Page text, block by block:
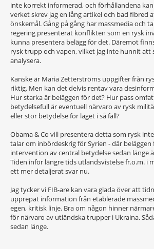
inte korrekt informerad, och förhållandena
verket skrev jag en lång artikel och bad fibred
önskemål. Gång på gång har massmedia och
regering presenterat konflikten som en rysk
kunna presentera belägg för det. Däremot
rysk trupp och vapen, vilket jag inte hunnit att
analysera.
Kanske är Maria Zetterströms uppgifter från
riktig. Men kan det delvis rentav vara
Hur starka är beläggen för det? Hur pass
betydelsefull är eventuell närvaro av rysk
eller stor betydelse för läget i så fall?
Obama & Co vill presentera detta som rysk
talar om inbördeskrig för Syrien - där
intervention av central betydelse sedan länge
Tiden inför längre tids utlandsvistelse fr.o.m. i
ett mer detaljerat svar nu.
Jag tycker vi FIB-are kan vara glada över att
upprepat information från etablerade
egen, kritisk linje. Bra om någon hinner
för närvaro av utländska trupper i Ukraina.
sedan länge.